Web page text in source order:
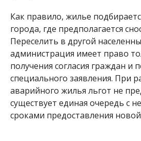
Как правило, жилье
города, где предполагается
Переселить в другой
администрация имеет право
получения согласия граждан и
специального заявления. При
аварийного жилья льгот не
существует единая очередь с
сроками предоставления